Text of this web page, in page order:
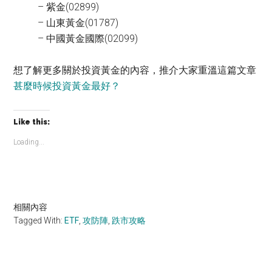
– 紫金(02899)
– 山東黃金(01787)
– 中國黃金國際(02099)
想了解更多關於投資黃金的內容，推介大家重溫這篇文章
甚麼時候投資黃金最好？
Like this:
Loading...
相關內容
Tagged With: ETF ,攻防陣 跌市攻略